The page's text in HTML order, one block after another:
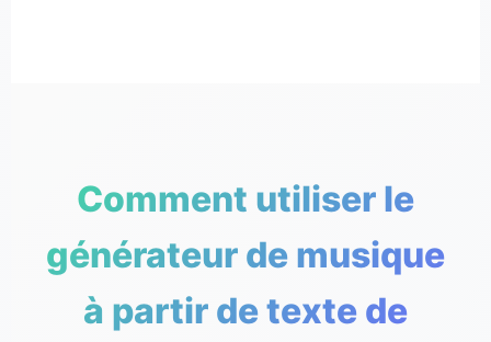
Comment utiliser le
générateur de musique
à partir de texte de